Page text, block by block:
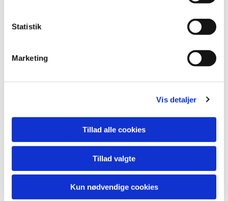
Statistik
Marketing
Vis detaljer
Tillad alle cookies
Tillad valgte
Kun nødvendige cookies
kl 10 til hygge i Børneklubben.
Læs mere
og hils på Nina, som